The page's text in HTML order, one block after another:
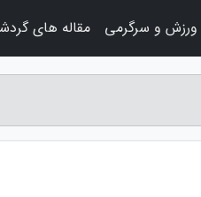
ورزش و سرگرمی مقاله های